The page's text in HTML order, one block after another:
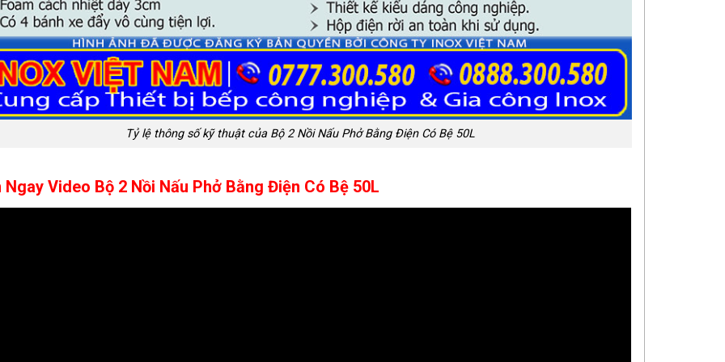
Tỷ lệ thông số kỹ thuật của Bộ 2 Nồi Nấu Phở Bằng Điện Có Bệ 50L
Ngay Video Bộ 2 Nồi Nấu Phở Bằng Điện Có Bệ 50L